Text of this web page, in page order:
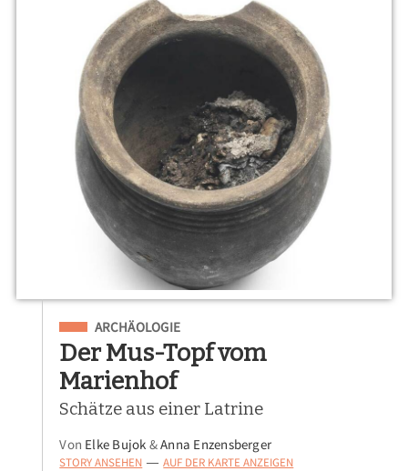
Eingeordnet unter
ARCHÄOLOGIE
Der Mus-Topf vom
Marienhof
Schätze aus einer Latrine
Von Elke Bujok &Anna Enzensberger
STORY ANSEHEN — AUF DER KARTE ANZEIGEN